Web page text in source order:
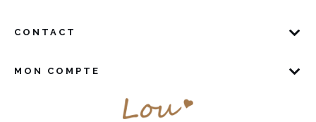
CONTACT
MON COMPTE